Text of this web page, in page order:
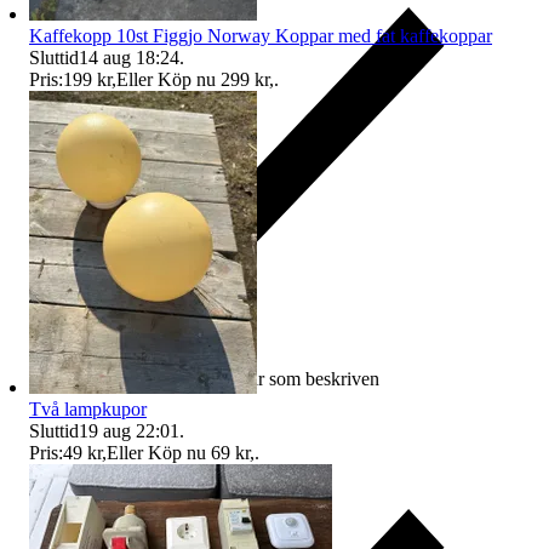
Ersättning om varan inte är som beskriven
Kaffekopp 10st Figgjo Norway Koppar med fat kaffekoppar
Sluttid14 aug 18:24.
Pris:199 kr,Eller Köp nu 299 kr,.
Två lampkupor
Sluttid19 aug 22:01 .
Pris:49 kr,Eller Köp nu 69 kr,.